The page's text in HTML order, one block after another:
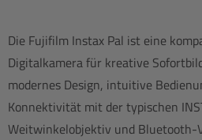
Die Fujifilm Instax Pal ist eine
Digitalkamera für kreative
modernes Design, intuitive
Konnektivität mit der typischen
Weitwinkelobjektiv und Bluetooth-